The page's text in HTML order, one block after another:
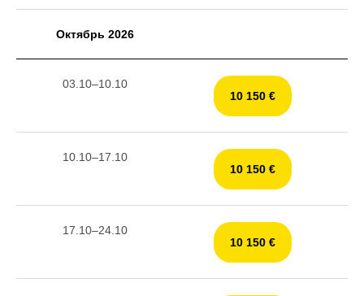
Октябрь 2026
03.10–10.10
10 150 €
10.10–17.10
10 150 €
17.10–24.10
10 150 €